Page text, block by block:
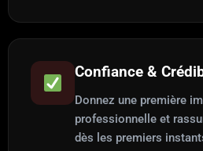
Confiance &
Donnez une première
professionnelle et
dès les premiers